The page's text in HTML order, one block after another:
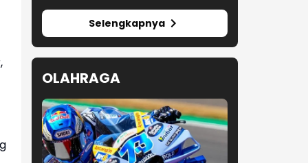
Ceko
Kemnaker
Transformasi Balai K3
Jadi Garda Terdepan
Pencegahan
Kredit UMKM
Lengkapnya
Selengkapnya